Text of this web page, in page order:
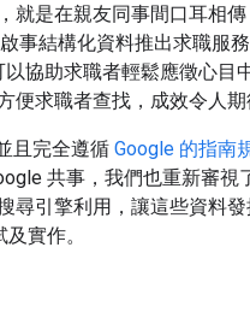
就是在親友同事間口耳相
事結構化資料推出求職服
協助求職者輕鬆應徵心目
便求職者查找，成效令人期
且完全遵循 Google 的指南
共事，我們也重新審
尋引擎利用，讓這些資料
實作。